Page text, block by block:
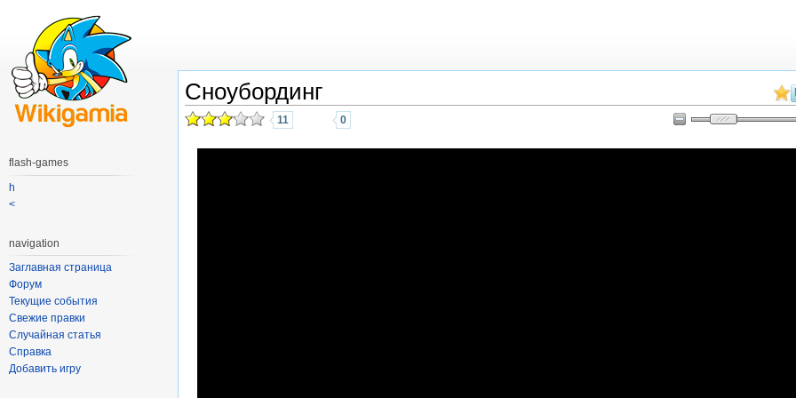
Сноубординг
11 0
flash-games
h
<
navigation
Заглавная страница
Форум
Текущие события
Свежие правки
Случайная статья
Справка
Добавить игру